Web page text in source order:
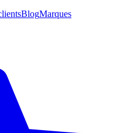
BlogMarques